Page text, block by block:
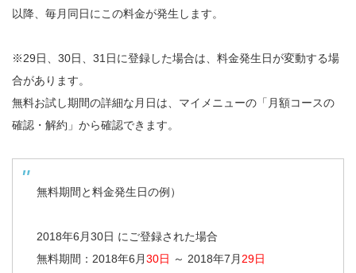
以降、毎月同日にこの料金が発生します。
※29日、30日、31日に登録した場合は、料金発生日が変動する場
合があります。
無料お試し期間の詳細な月日は、マイメニューの「月額コースの
確認・解約」から確認できます。
無料期間と料金発生日の例）
2018年6月30日 にご登録された場合
無料期間：2018年6月30日 ～ 2018年7月 29日